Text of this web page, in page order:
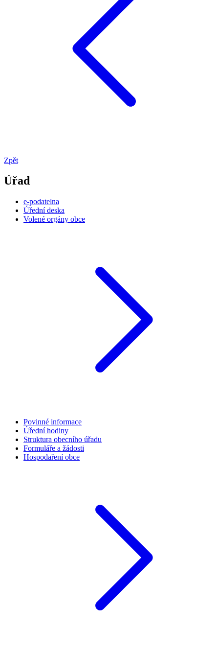
Zpět
Úřad
e-podatelna
Úřední deska
Volené orgány obce
Povinné informace
Úřední hodiny
Struktura obecního úřadu
Formuláře a žádosti
Hospodaření obce